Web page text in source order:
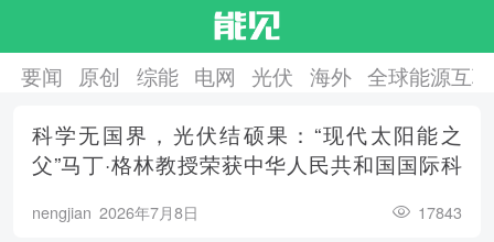
要闻 原创 综能 电网 光伏 海外 全球能源互
科学无国界，光伏结硕果：“现代太阳能之
父”马丁·格林教授荣获中华人民共和国国际科
nengjian 2026年7月8日 17843